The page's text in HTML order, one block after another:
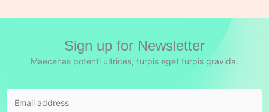
Sign up for Newsletter
Maecenas potenti ultrices, turpis eget turpis gravida.